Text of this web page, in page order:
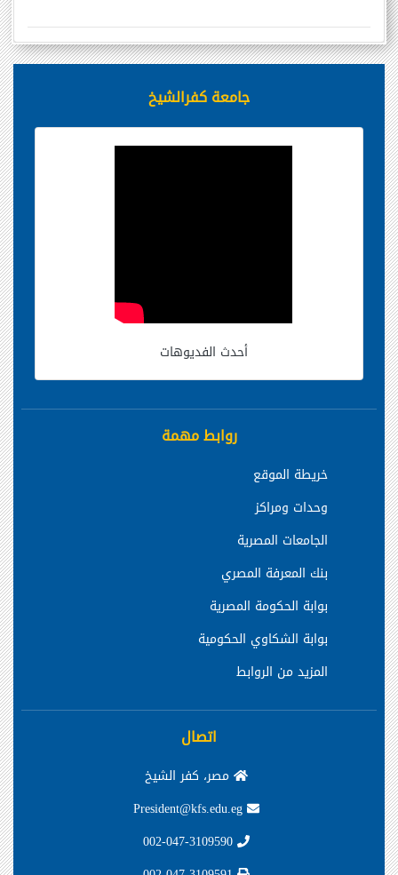
جامعة كفرالشيخ
أحدث الفديوهات
روابط مهمة
خريطة الموقع
وحدات ومراكز
الجامعات المصرية
بنك المعرفة المصري
بوابة الحكومة المصرية
بوابة الشكاوي الحكومية
المزيد من الروابط
اتصال
مصر، كفر الشيخ